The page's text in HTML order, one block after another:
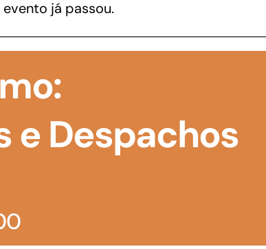
evento já passou.
e Despachos